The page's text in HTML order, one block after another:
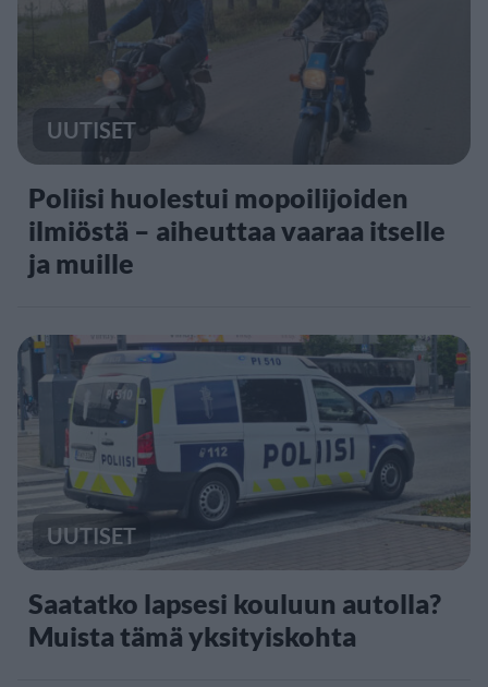
UUTISET
Poliisi huolestui mopoilijoiden
ilmiöstä – aiheuttaa vaaraa itselle
ja muille
UUTISET
Saatatko lapsesi kouluun autolla?
Muista tämä yksityiskohta